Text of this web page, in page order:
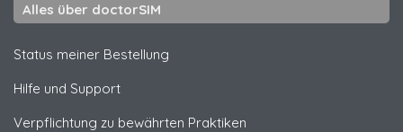
Alles über doctorSIM
Status meiner Bestellung
Hilfe und Support
Verpflichtung zu bewährten Praktiken